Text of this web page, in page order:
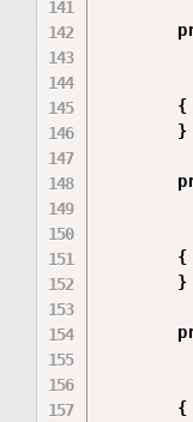
        {
        }
        {
        }
        {